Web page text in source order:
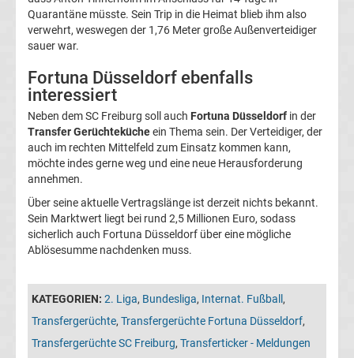
Arminia
Transfergerüchte
Bayer
Leverkusen
Transfergerüchte
München
Transfergerüchte
Quarantäne müsste. Sein Trip in die Heimat blieb ihm also
verwehrt, weswegen der 1,76 Meter große Außenverteidiger
sauer war.
Fortuna Düsseldorf ebenfalls
interessiert
Neben dem SC Freiburg soll auch Fortuna Düsseldorf in der
Transfer Gerüchtekücheein Thema sein. Der Verteidiger, der
auch im rechten Mittelfeld zum Einsatz kommen kann,
möchte indes gerne weg und eine neue Herausforderung
annehmen.
Über seine aktuelle Vertragslänge ist derzeit nichts bekannt.
Sein Marktwert liegt bei rund 2,5 Millionen Euro, sodass
sicherlich auch Fortuna Düsseldorf über eine mögliche
Ablösesumme nachdenken muss.
KATEGORIEN: 2. Liga, Bundesliga, Internat. Fußball ,
Transfergerüchte, Transfergerüchte Fortuna Düsseldorf,
Transfergerüchte SC Freiburg, Transferticker - Meldungen